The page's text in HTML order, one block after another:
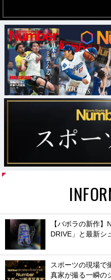
【バボラの新作
DRIVE」と最新シ
スポーツの現場で
真家が撮る一瞬の